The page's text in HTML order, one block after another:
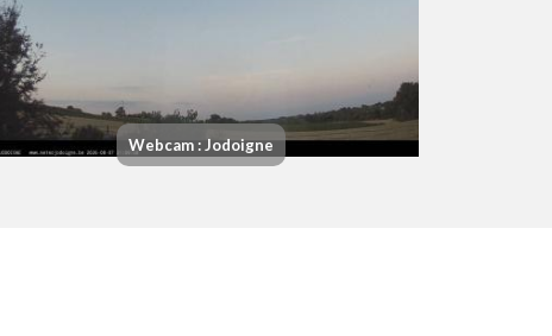
Webcam : Jodoigne